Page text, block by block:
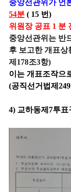
중앙선관위가 언
54분 ( 15 번)
위원장 공표 1 분
중앙선관위는 반
후 보고한 개표상
제178조3항)
이는 개표조작으
(공직선거법제
4) 교하동제7투